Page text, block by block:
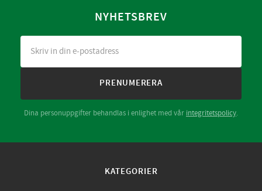
NYHETSBREV
PRENUMERERA
Dina personuppgifter behandlas i enlighet med vår integritetspolicy.
KATEGORIER